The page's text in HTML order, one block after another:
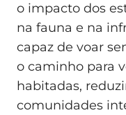
o impacto dos
na fauna e na
capaz de voar
o caminho para
habitadas,
comunidades